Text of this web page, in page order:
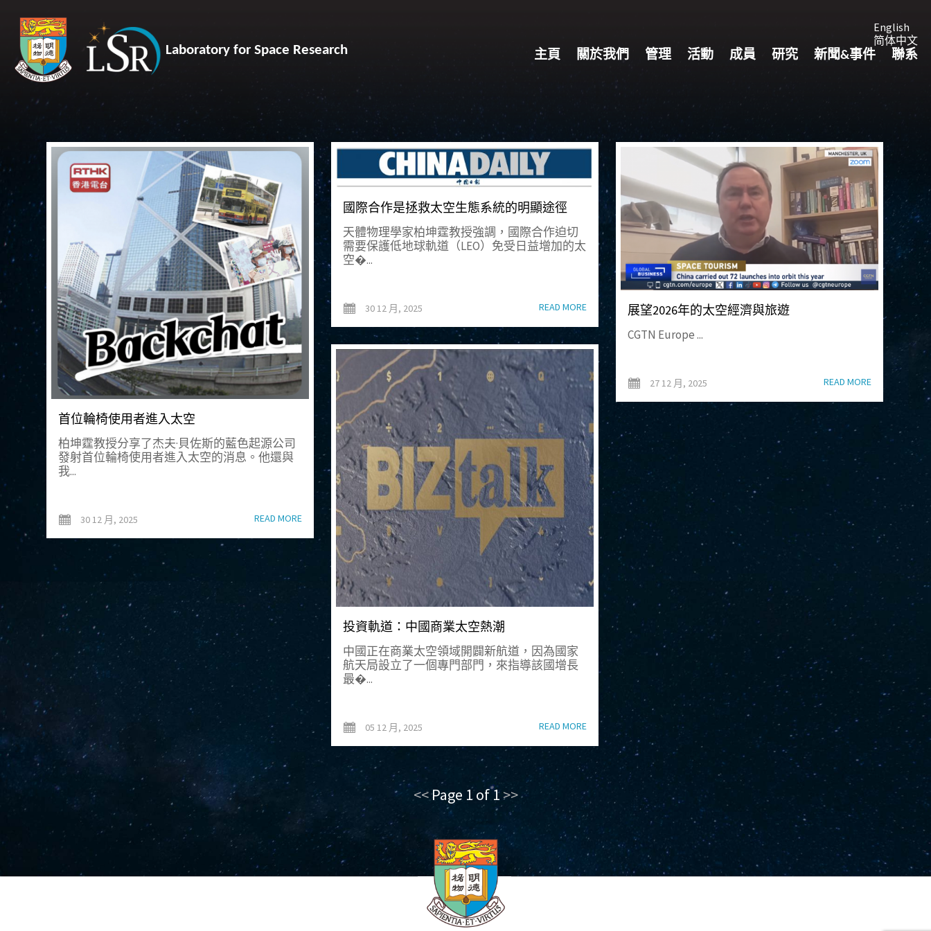
Laboratory for Space Research
English
简体中文
主頁 關於我們 管理 活動 成員 研究 新聞&事件 聯系
首位輪椅使用者進入太空
柏坤霆教授分享了杰夫·貝佐斯的藍色起源公司
發射首位輪椅使用者進入太空的消息。他還與
我...
30 12 月, 2025 READ MORE
國際合作是拯救太空生態系統的明顯途徑
天體物理學家柏坤霆教授強調，國際合作迫切
需要保護低地球軌道（LEO）免受日益增加的太
空�...
30 12 月, 2025 READ MORE 展望2026年的太空經濟與旅遊
CGTN Europe ...
27 12 月, 2025 READ MORE
投資軌道：中國商業太空熱潮
中國正在商業太空領域開闢新航道，因為國家
航天局設立了一個專門部門，來指導該國增長
最�...
05 12 月, 2025 READ MORE
<<Page 1 of 1 >>